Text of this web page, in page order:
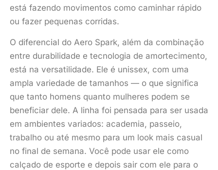
está fazendo movimentos como caminhar rápido
ou fazer pequenas corridas.
O diferencial do Aero Spark, além da combinação
entre durabilidade e tecnologia de amortecimento,
está na versatilidade. Ele é unissex, com uma
ampla variedade de tamanhos — o que significa
que tanto homens quanto mulheres podem se
beneficiar dele. A linha foi pensada para ser usada
em ambientes variados: academia, passeio,
trabalho ou até mesmo para um look mais casual
no final de semana. Você pode usar ele como
calçado de esporte e depois sair com ele para o